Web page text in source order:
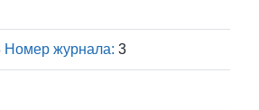
Номер журнала: 3